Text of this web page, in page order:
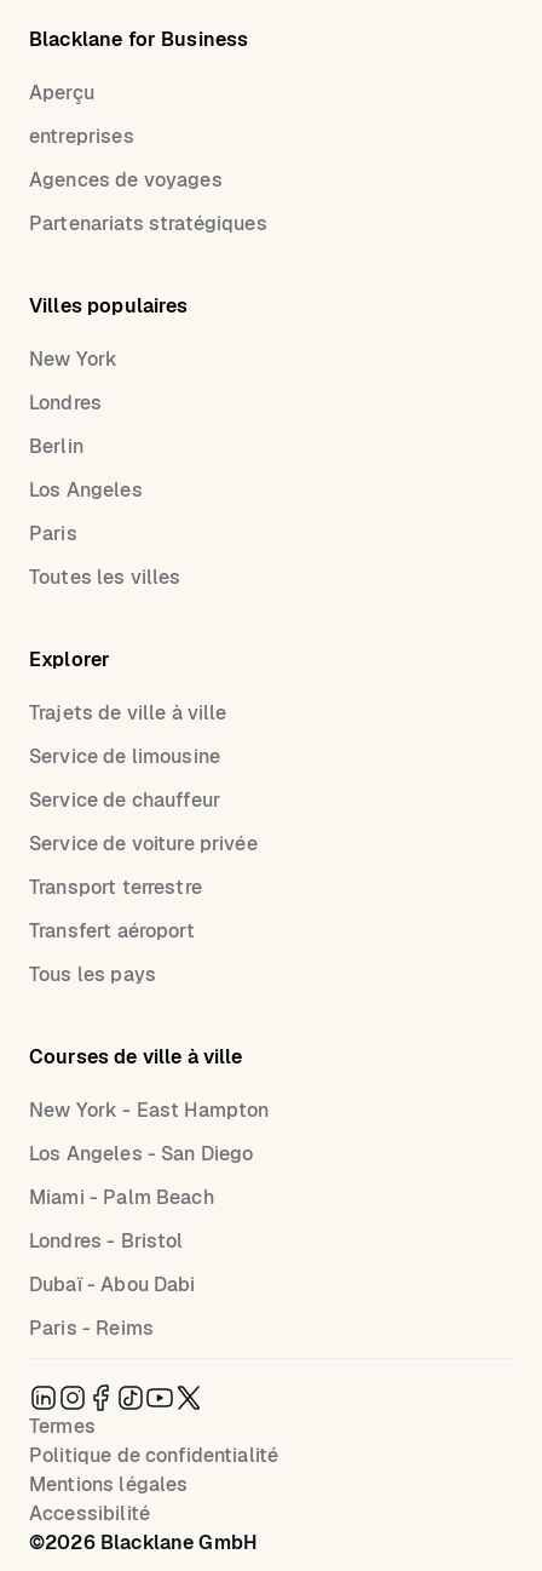
Blacklane for Business
Aperçu
entreprises
Agences de voyages
Partenariats stratégiques
Villes populaires
New York
Londres
Berlin
Los Angeles
Paris
Toutes les villes
Explorer
Trajets de ville à ville
Service de limousine
Service de chauffeur
Service de voiture privée
Transport terrestre
Transfert aéroport
Tous les pays
Courses de ville à ville
New York - East Hampton
Los Angeles - San Diego
Miami - Palm Beach
Londres - Bristol
Dubaï - Abou Dabi
Paris - Reims
©2026Blacklane GmbH
Termes
Politique de confidentialité
Mentions légales
Accessibilité